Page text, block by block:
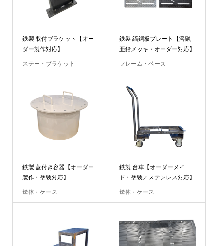
鉄製 取付ブラケット【オー
ダー製作対応】
ステー・ブラケット
鉄製 縞鋼板プレート【溶融
亜鉛メッキ・オーダー対応】
フレーム・ベース
鉄製 蓋付き容器【オーダー
製作・塗装対応】
筐体・ケース
鉄製 台車【オーダーメイ
ド・塗装／ステンレス対応】
筐体・ケース